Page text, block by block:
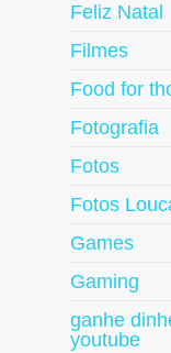
Feliz Natal
Filmes
Food for
Fotografia
Fotos
Fotos
Games
Gaming
ganhe
youtube